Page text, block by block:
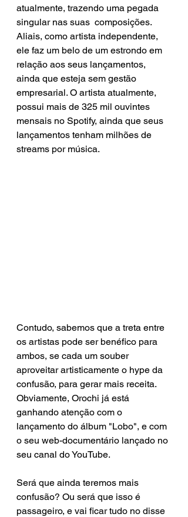
atualmente, trazendo uma pegada
singular nas suas  composições.
Aliais, como artista independente,
ele faz um belo de um estrondo em
relação aos seus lançamentos,
ainda que esteja sem gestão
empresarial. O artista atualmente,
possui mais de 325 mil ouvintes
mensais no Spotify, ainda que seus
lançamentos tenham milhões de
streams por música.
Contudo, sabemos que a treta entre
os artistas pode ser benéfico para
ambos, se cada um souber
aproveitar artisticamente o hype da
confusão, para gerar mais receita.
Obviamente, Orochi já está
ganhando atenção com o
lançamento do álbum "Lobo", e com
o seu web-documentário lançado no
seu canal do YouTube.
Será que ainda teremos mais
confusão? Ou será que isso é
passageiro, e vai ficar tudo no disse